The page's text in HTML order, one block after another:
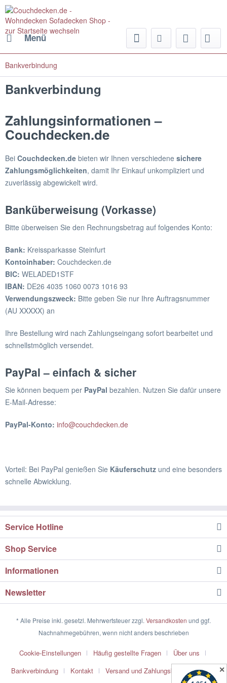
Menü
Bankverbindung
Bankverbindung
Zahlungsinformationen –
Couchdecken.de
Bei Couchdecken.de bieten wir Ihnen verschiedene sichere
Zahlungsmöglichkeiten, damit Ihr Einkauf unkompliziert und
zuverlässig abgewickelt wird.
Banküberweisung (Vorkasse)
Bitte überweisen Sie den Rechnungsbetrag auf folgendes Konto:
Bank: Kreissparkasse Steinfurt
Kontoinhaber: Couchdecken.de
BIC: WELADED1STF
IBAN: DE26 4035 1060 0073 1016 93
Verwendungszweck: Bitte geben Sie nur Ihre Auftragsnummer
(AU XXXXX) an
Ihre Bestellung wird nach Zahlungseingang sofort bearbeitet und
schnellstmöglich versendet.
PayPal – einfach & sicher
Sie können bequem per PayPal bezahlen. Nutzen Sie dafür unsere
E-Mail-Adresse:
PayPal-Konto: info@couchdecken.de
Vorteil: Bei PayPal genießen Sie Käuferschutz und eine besonders
schnelle Abwicklung.
✕
Service Hotline
Shop Service
Informationen
Newsletter
* Alle Preise inkl. gesetzl. Mehrwertsteuer zzgl. Versandkosten und ggf.
Nachnahmegebühren, wenn nicht anders beschrieben
Cookie-Einstellungen Häufig gestellte Fragen
Über uns
Bankverbindung
Kontakt Versand und Zahlungsbedingungen